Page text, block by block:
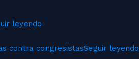
leyendo
contra congresistasSeguir leyendo